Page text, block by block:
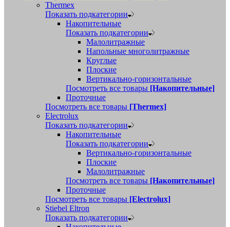
Thermex
Показать подкатегории
Накопительные
Показать подкатегории
Малолитражные
Напольные многолитражные
Круглые
Плоские
Вертикально-горизонтальные
Посмотреть все товары [Накопительные]
Проточные
Посмотреть все товары [Thermex]
Electrolux
Показать подкатегории
Накопительные
Показать подкатегории
Вертикально-горизонтальные
Плоские
Малолитражные
Посмотреть все товары [Накопительные]
Проточные
Посмотреть все товары [Electrolux]
Stiebel Eltron
Показать подкатегории